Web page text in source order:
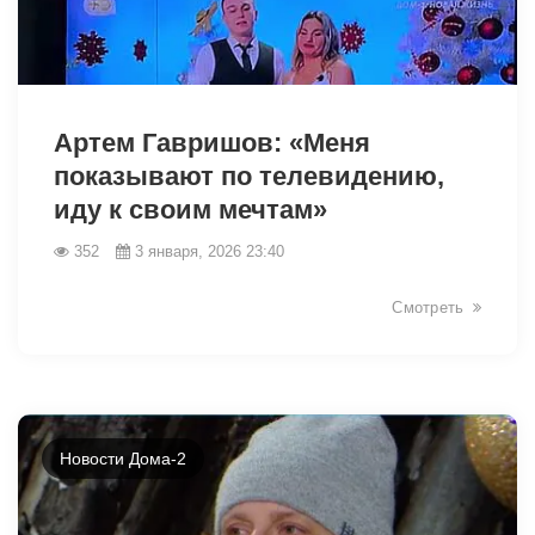
26980
Артем Гавришов: «Меня
показывают по телевидению,
иду к своим мечтам»
352 3 января, 2026 23:40
Смотреть
Новости Дома-2